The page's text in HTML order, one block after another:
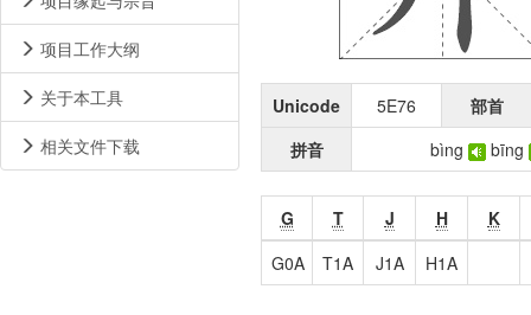
项目工作大纲
关于本工具
相关文件下载
Unicode 5E76
部首
拼音
bìng bīng
G T J H
K
G0A
T1A J1A H1A